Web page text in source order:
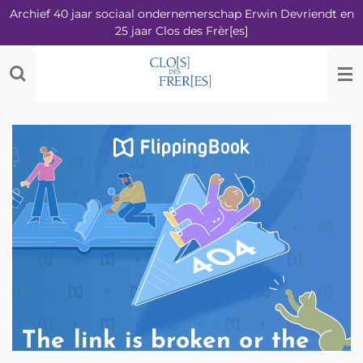
Ga
naar
de
hoofdinhoud
Archief 40 jaar sociaal ondernemerschap Erwin Devriendt en
25 jaar Clos des Frèr[es]